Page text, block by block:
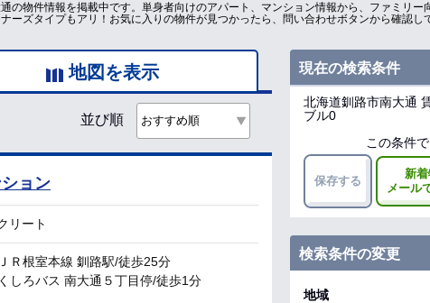
物件情報を掲載中です。単身者向けのアパート、マンション情報から、ファミリー
ズタイプもアリ！お気に入りの物件が見つかったら、問い合わせボタンから確認し
地図を表示
並び順
ョン
リート
ＪＲ根室本線 釧路駅/徒歩25分
くしろバス 南大通５丁目停/徒歩1分
現在の検索条件
北海道釧路市南大通
ブル0
この条件で
保存する
新
メール
検索条件の変更
地域